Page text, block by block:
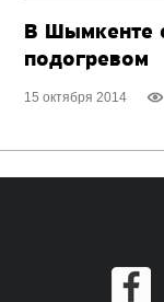
В Шымкенте
подогревом
15 октября 2014